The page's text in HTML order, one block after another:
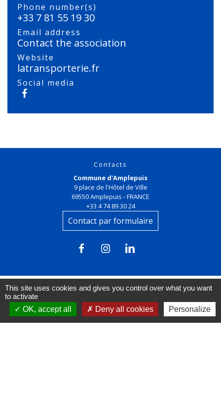
Phone number(s)
+33 7 81 55 19 30
Email address
Contact the association
Website
latransporterie.fr
Social media
Contacts
Commune d'Amplepuis
9 place de l'Hôtel de Ville
69550 Amplepuis - FRANCE
+33 4 74 89 30 24
Contact par formulaire
Liens
This site uses cookies and gives you control over what you want
to activate
OK, accept all
Deny all cookies Personalize